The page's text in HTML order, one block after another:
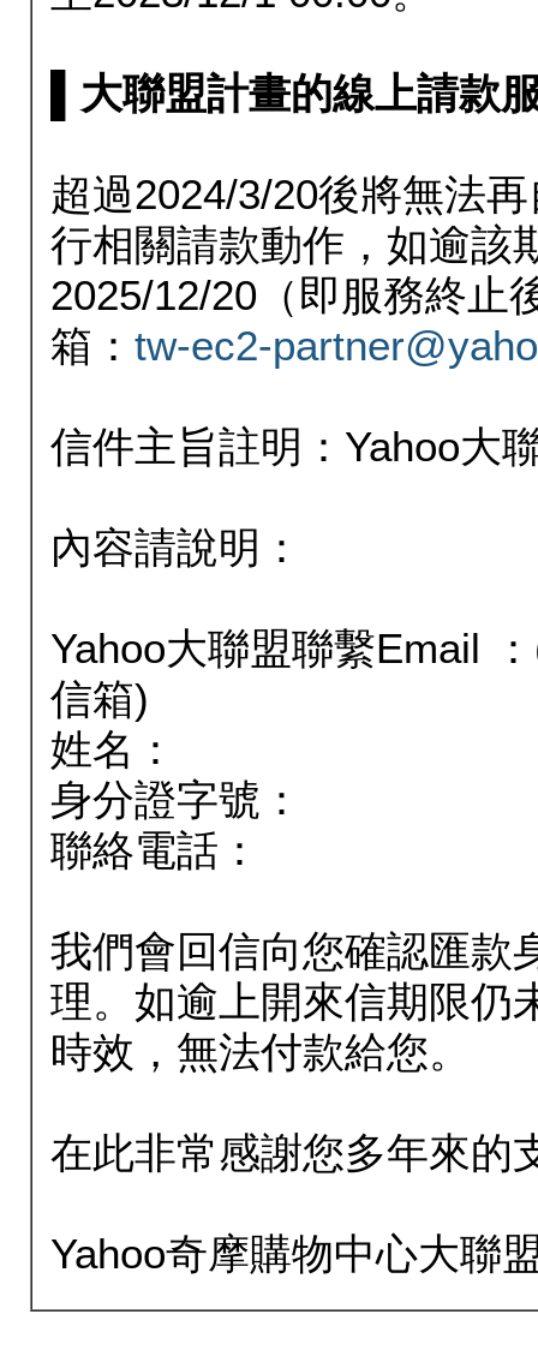
▌大聯盟計畫的線上請款
超過2024/3/20後將無法
行相關請款動作，如逾該
2025/12/20（即服務終止
箱： tw-ec2-
信件主旨註明：Yahoo大
內容請說明：
Yahoo大聯盟聯繫Email
信箱)
姓名：
身分證字號：
聯絡電話：
我們會回信向您確認匯款
理。如逾上開來信期限仍
時效，無法付款給您。
在此非常感謝您多年來的
Yahoo奇摩購物中心大